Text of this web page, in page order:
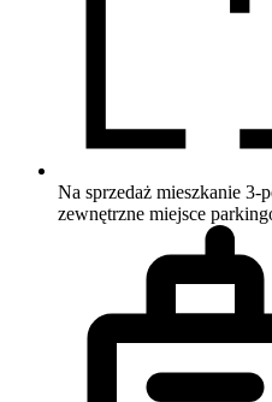
Na sprzedaż mieszkanie
zewnętrzne miejsce